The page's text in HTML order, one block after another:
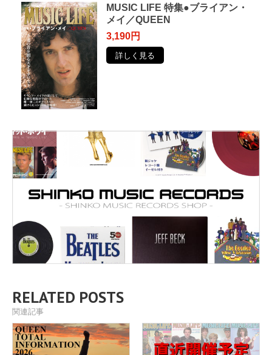
MUSIC LIFE 特集●ブライアン・
メイ／QUEEN
3,190円
詳しく見る
RELATED POSTS
関連記事